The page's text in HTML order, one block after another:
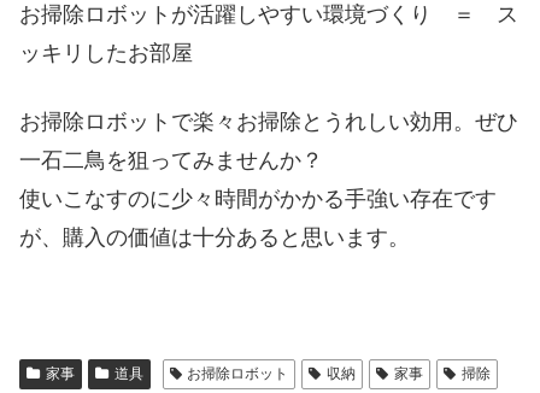
お掃除ロボットが活躍しやすい環境づくり ＝ ス
ッキリしたお部屋
お掃除ロボットで楽々お掃除とうれしい効用。ぜひ
一石二鳥を狙ってみませんか？
使いこなすのに少々時間がかかる手強い存在です
が、購入の価値は十分あると思います。
家事 道具 お掃除ロボット 収納 家事 掃除